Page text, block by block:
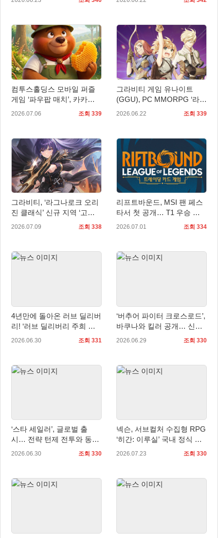
컴투스홀딩스 모바일 퍼즐
게임 ‘파우팝 매치’, 카카오
톡과 카카오페이에서 먼저
2026.07.06 조회 339
그라비티 게임 유나이트
(GGU), PC MMORPG ‘라그
나로크 제로: 글로벌’ 2차
2026.06.22 조회 339
그라비티, ‘라그나로크 오리
진 클래식’ 신규 지역 ‘고성’
및 신규 직업 ‘건슬링거’ 업
2026.07.09 조회 338
리프트바운드, MSI 팬 페스
타서 첫 공개… T1 우승 기
념 카드 전시
2026.07.01 조회 334
4년만에 돌아온 러브 딜리버
리! ‘러브 딜리버리 주희 애
프터 스토리’ 발매 확정
2026.06.30 조회 331
‘버추어 파이터 크로스로드’,
바쿠나와 킬러 공개… 신규
스토리 영상 선보여
2026.06.29 조회 330
‘스타 세일러’, 글로벌 출
시… 전략 턴제 전투와 동화
풍 세계관 선보여
2026.06.30 조회 330
넥슨, 서브컬처 수집형 RPG
‘히간: 이루실’ 국내 정식 출
시
2026.07.23 조회 330